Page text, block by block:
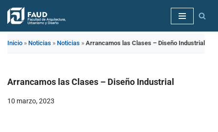
Saltar
Inicio » Noticias » Noticias » Arrancamos las Clases – Diseño Industrial
Arrancamos las Clases – Diseño Industrial
10 marzo, 2023